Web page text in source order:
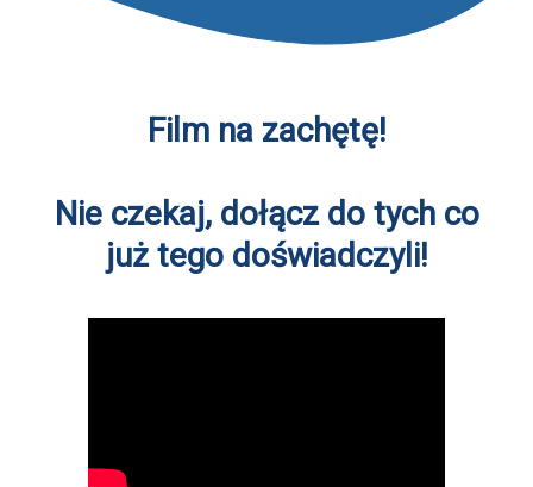
Film na zachętę!
Nie czekaj, dołącz do tych co
już tego doświadczyli!